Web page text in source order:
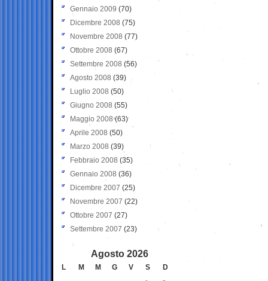
Gennaio 2009 (70)
Dicembre 2008 (75)
Novembre 2008 (77)
Ottobre 2008 (67)
Settembre 2008 (56)
Agosto 2008 (39)
Luglio 2008 (50)
Giugno 2008 (55)
Maggio 2008(63)
Aprile 2008 (50)
Marzo 2008 (39)
Febbraio 2008 (35)
Gennaio 2008 (36)
Dicembre 2007 (25)
Novembre 2007 (22)
Ottobre 2007 (27)
Settembre 2007 (23)
Agosto 2026
L M M G V S
D